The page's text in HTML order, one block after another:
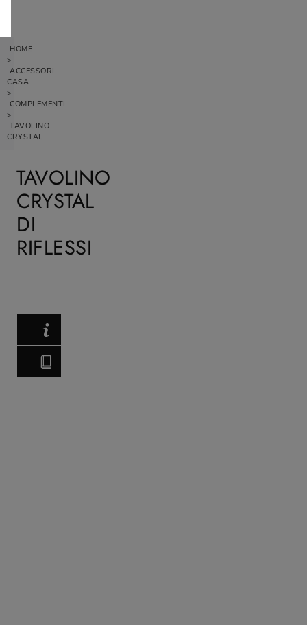
HOME
>
ACCESSORI
CASA
>
COMPLEMENTI
>
TAVOLINO
CRYSTAL
TAVOLINO
CRYSTAL
DI
RIFLESSI